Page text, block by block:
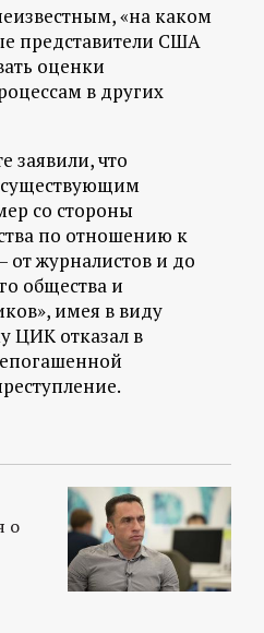
«на каком
представители США
оценки
в других
заявили, что
существующим
со стороны
по отношению к
журналистов и до
общества и
имея в виду
ЦИК отказал в
о